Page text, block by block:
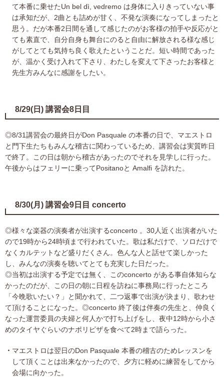
て本番に乗せたUn bel dì, vedremo は身体に入りきっていない事
は承知だが、2曲とも詰めが甘く、不発な演奏になってしまったと
思う。だが本番2日間を通して感じたのがお客様の拍手や反応がと
ても素直で、自分自身も舞台にのると自由に解放される様な感じ
がしてとても気持ち良く歌えたということだ。短い時間であった
が、温かく受け入れて下さり、わたしを変えて下さったお客様と
先生方みんなに感謝をしたい。
8/29(日) 講習会8日目
◎8/31講習会の最終日がDon Pasquale の本番の日で、マエストロ
と門下生たちもみんな稽古に関わっているため、講習会は実質昨日
で終了。この日は朝から稽古があったのでそれを見学しに行った。
午後からはフェリーに乗ってPositanoと Amalfi を訪れた。
8/30(月) 講習会9日目 concerto
◎様々な楽器の演奏者が出演するconcerto 。30人近く出演者がいた
ので19時から24時頃まで行われていた。歌は私だけで、ソロだけで
なくカルテットなど盛りだくさん。色んな人と話せて楽しかった
し、みんなの演奏を聴いてとても充実した日だった。
◎当初は出演する予定では無く、このconcerto がある事自体知らな
かったのだが、この日の朝に日程を訪ねに事務局に行ったところ
「今晩歌いたい？」と聞かれて、二つ返事で出演が決まり、歌わせ
て頂けることになった。◎concerto 終了後は伴奏の先生と、仲良く
なった運営委員の夫婦と何人かで打ち上げをし、夜中12時から小さ
めのタイヤぐらいのナポリピザを食べて2時まで語らった。
マエストロは翌日のDon Pasquale 本番の稽古のためレッスンを
して頂くことは出来なかったので、夕方に軽めに練習をしてから
会場に向かった。